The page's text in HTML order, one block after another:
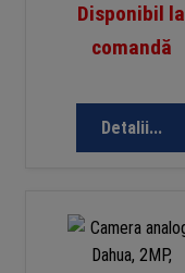
Disponibil la
comandă
Detalii...